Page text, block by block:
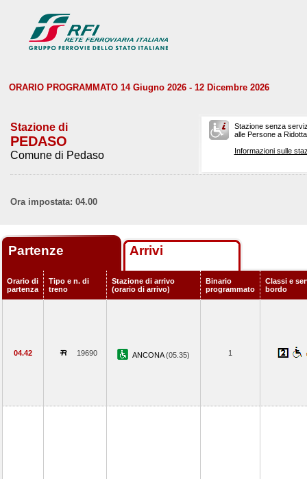
ORARIO PROGRAMMATO 14 Giugno 2026 - 12 Dicembre 2026
Stazione di
PEDASO
Comune di Pedaso
Stazione senza
alle Persone a
Informazioni sulle
Ora impostata: 04.00
Partenze Arrivi
Orario di
partenza
Tipo e n. di
treno
Stazione di arrivo
(orario di arrivo)
Binario
programmato
Classi e
bordo
04.42 19690 ANCONA(05.35) 1